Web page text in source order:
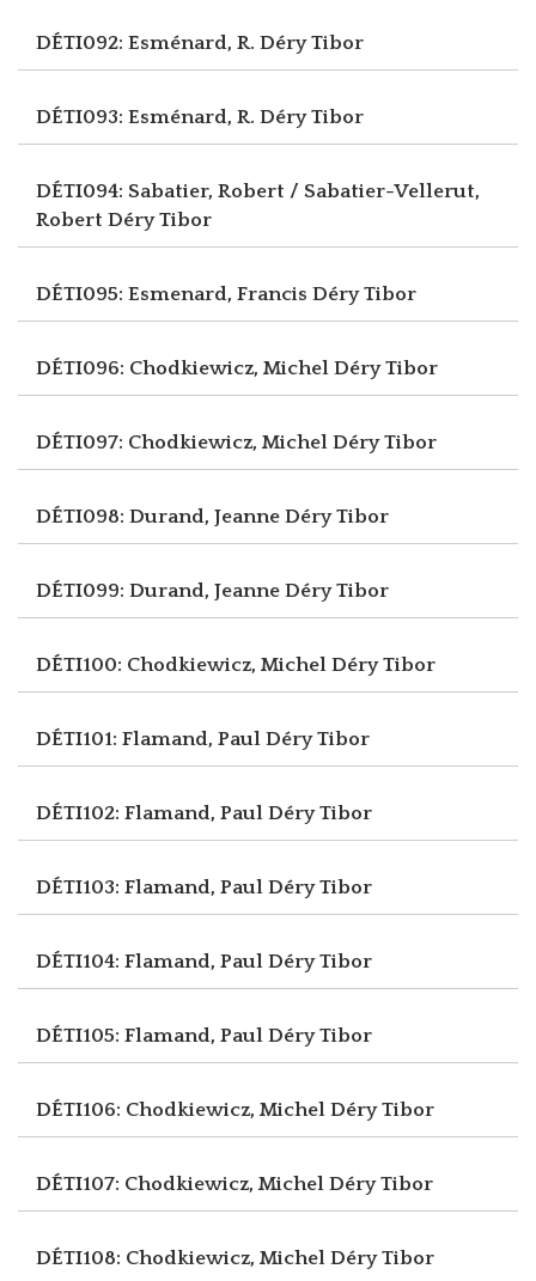
DÉTI092: Esménard, R. Déry Tibor
DÉTI093: Esménard, R. Déry Tibor
DÉTI094: Sabatier, Robert / Sabatier-Vellerut,
Robert Déry Tibor
DÉTI095: Esmenard, Francis Déry Tibor
DÉTI096: Chodkiewicz, Michel Déry Tibor
DÉTI097: Chodkiewicz, Michel Déry Tibor
DÉTI098: Durand, Jeanne Déry Tibor
DÉTI099: Durand, Jeanne Déry Tibor
DÉTI100: Chodkiewicz, Michel Déry Tibor
DÉTI101: Flamand, Paul Déry Tibor
DÉTI102: Flamand, Paul Déry Tibor
DÉTI103: Flamand, Paul Déry Tibor
DÉTI104: Flamand, Paul Déry Tibor
DÉTI105: Flamand, Paul Déry Tibor
DÉTI106: Chodkiewicz, Michel Déry Tibor
DÉTI107: Chodkiewicz, Michel Déry Tibor
DÉTI108: Chodkiewicz, Michel Déry Tibor